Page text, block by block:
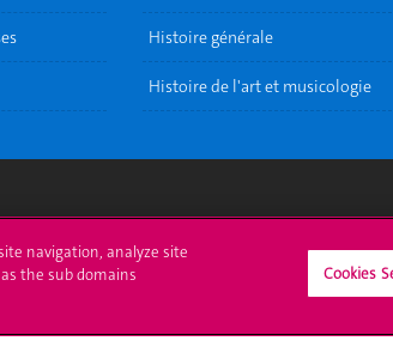
Histoire générale
Histoire de l'art et musicologie
L'UNIGE vous informe
Médias
navigation, analyze site
the sub domains
Cookies